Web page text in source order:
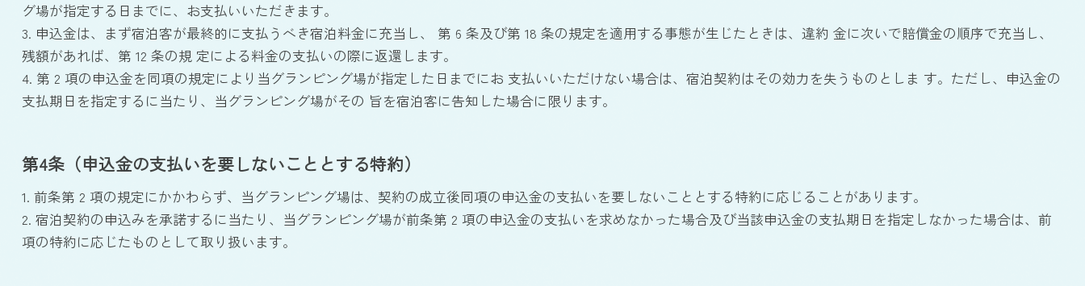
グ場が指定する日までに、お支払いいただきます。
3. 申込金は、まず宿泊客が最終的に支払うべき宿泊料金に充当し、 第 6 条及び第 18 条の規定を適用する事態が生じたときは、違約 金に次いで賠償金の順序で充当し、
残額があれば、第 12 条の規 定による料金の支払いの際に返還します。
4. 第 2 項の申込金を同項の規定により当グランピング場が指定した日までにお 支払いいただけない場合は、宿泊契約はその効力を失うものとしま す。ただし、申込金の
支払期日を指定するに当たり、当グランピング場がその 旨を宿泊客に告知した場合に限ります。
第4条（申込金の支払いを要しないこととする特約）
1. 前条第 2 項の規定にかかわらず、当グランピング場は、契約の成立後同項の申込金の支払いを要しないこととする特約に応じることがあります。
2. 宿泊契約の申込みを承諾するに当たり、当グランピング場が前条第 2 項の申込金の支払いを求めなかった場合及び当該申込金の支払期日を指定しなかった場合は、前
項の特約に応じたものとして取り扱います。